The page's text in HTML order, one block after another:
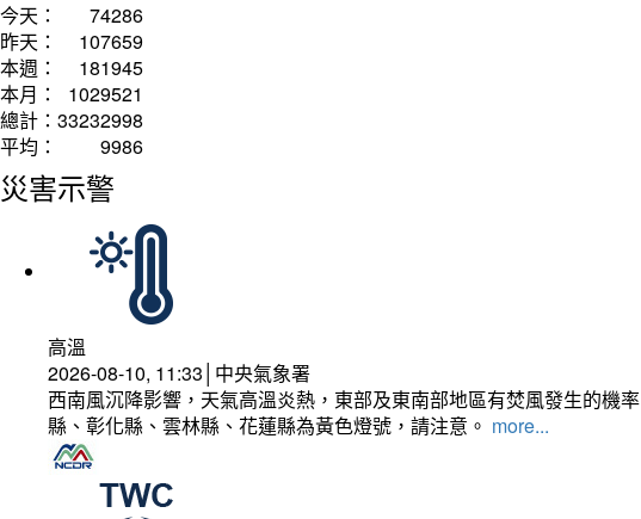
今天：
74286
昨天：
107659
本週：
181945
本月：
1029521
總計： 33232998
平均：
9986
災害示警
高溫
2026-08-10, 11:33│中央氣象署
西南風沉降影響，天氣高溫炎熱，東部及東南部地區有焚風發生的機
縣、彰化縣、雲林縣、花蓮縣為黃色燈號，請注意。 more...